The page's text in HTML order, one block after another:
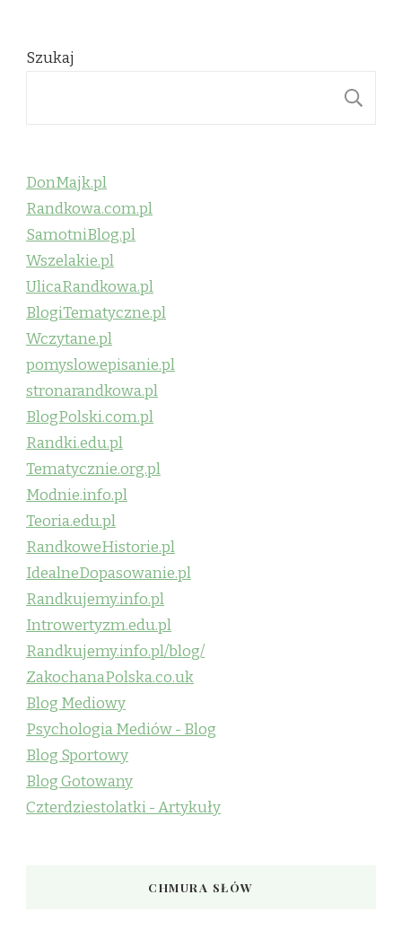
Szukaj
DonMajk.pl
Randkowa.com.pl
SamotniBlog.pl
Wszelakie.pl
UlicaRandkowa.pl
BlogiTematyczne.pl
Wczytane.pl
pomyslowepisanie.pl
stronarandkowa.pl
BlogPolski.com.pl
Randki.edu.pl
Tematycznie.org.pl
Modnie.info.pl
Teoria.edu.pl
RandkoweHistorie.pl
IdealneDopasowanie.pl
Randkujemy.info.pl
Introwertyzm.edu.pl
Randkujemy.info.pl/blog/
ZakochanaPolska.co.uk
Blog Mediowy
Psychologia Mediów - Blog
Blog Sportowy
Blog Gotowany
Czterdziestolatki - Artykuły
CHMURA SŁÓW